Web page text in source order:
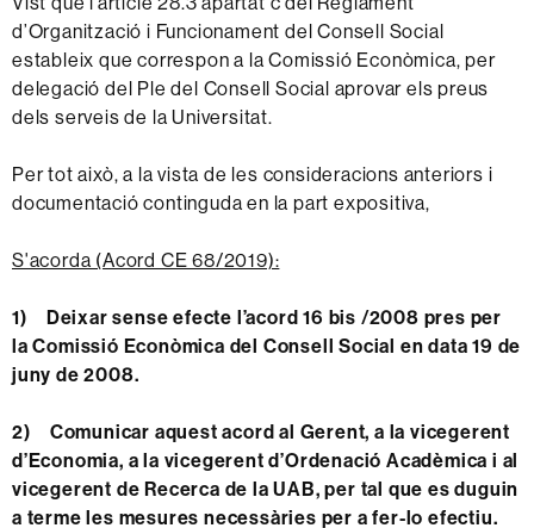
d’Organització i Funcionament del Consell Social
estableix que correspon a la Comissió Econòmica, per
delegació del Ple del Consell Social aprovar els preus
dels serveis de la Universitat.
Per tot això, a la vista de les consideracions anteriors i
documentació continguda en la part expositiva,
S'acorda (Acord CE 68/2019):
1) Deixar sense efecte l’acord 16 bis /2008 pres per
la Comissió Econòmica del Consell Social en data 19 de
juny de 2008.
2) Comunicar aquest acord al Gerent, a la vicegerent
d’Economia, a la vicegerent d’Ordenació Acadèmica i al
vicegerent de Recerca de la UAB, per tal que es duguin
a terme les mesures necessàries per a fer-lo efectiu.